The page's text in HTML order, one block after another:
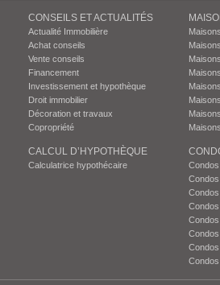
CONSEILS ET ACTUALITÉS
Actualité Immobilière
Achat conseils
Vente conseils
Financement
Investissement et hypothèque
Droit immobilier
Décoration et travaux
Copropriété
CALCUL D’HYPOTHÈQUE
Calculatrice hypothécaire